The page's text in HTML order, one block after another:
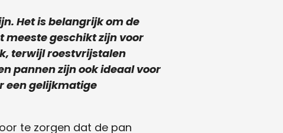
Het is belangrijk om de
meeste geschikt zijn voor
terwijl roestvrijstalen
pannen zijn ook ideaal voor
een gelijkmatige
te zorgen dat de pan